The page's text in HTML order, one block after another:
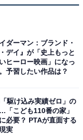
イダーマン：ブランド・
デイ』が「史上もっと
ヒーロー映画」になっ
予習したい作品は？
駆け込み実績ゼロ」の
「こども110番の家」
必要？ PTAが直面する
実